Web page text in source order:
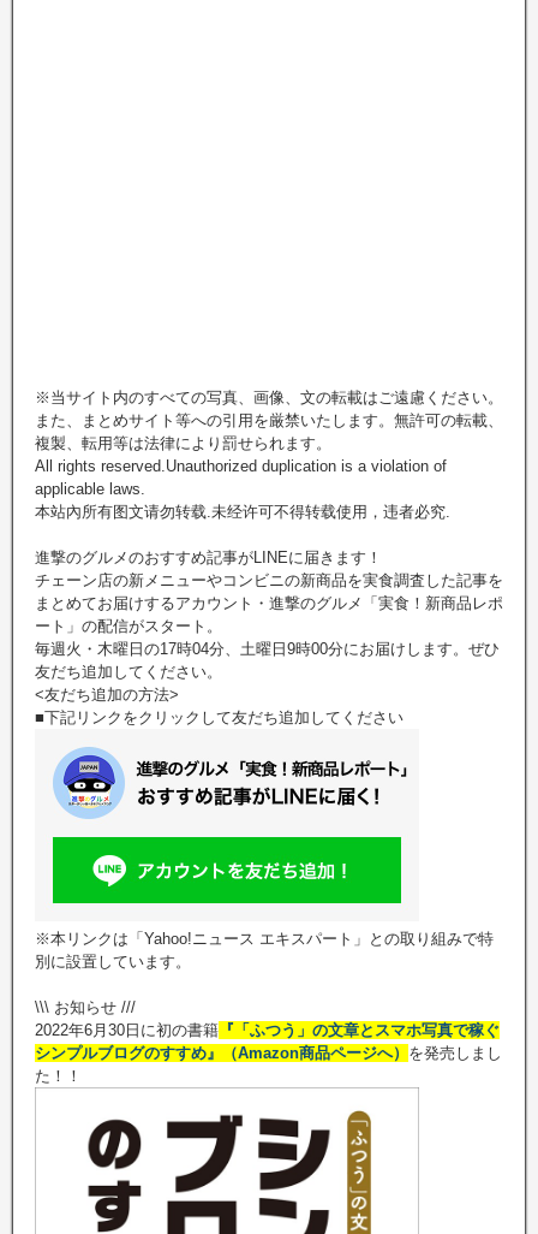
※当サイト内のすべての写真、画像、文の転載はご遠慮ください。
また、まとめサイト等への引用を厳禁いたします。無許可の転載、
複製、転用等は法律により罰せられます。
All rights reserved.Unauthorized duplication is a violation of
applicable laws.
本站內所有图文请勿转载.未经许可不得转载使用，违者必究.
進撃のグルメのおすすめ記事がLINEに届きます！
チェーン店の新メニューやコンビニの新商品を実食調査した記事を
まとめてお届けするアカウント・進撃のグルメ「実食！新商品レポ
ート」の配信がスタート。
毎週火・木曜日の17時04分、土曜日9時00分にお届けします。ぜひ
友だち追加してください。
<友だち追加の方法>
■下記リンクをクリックして友だち追加してください
※本リンクは「Yahoo!ニュース エキスパート」との取り組みで特
別に設置しています。
\\\ お知らせ ///
2022年6月30日に初の書籍 『「ふつう」の文章とスマホ写真で稼ぐ
シンプルブログのすすめ』（Amazon商品ページへ） を発売しまし
た！！